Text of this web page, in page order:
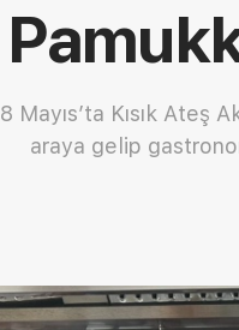
8 Mayıs’ta Kısık
araya gelip